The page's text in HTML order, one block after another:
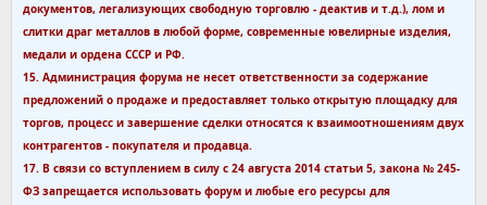
документов, легализующих свободную торговлю - деактив и т.д.), лом и
слитки драг металлов в любой форме, современные ювелирные изделия,
медали и ордена СССР и РФ.
15. Администрация форума не несет ответственности за содержание
предложений о продаже и предоставляет только открытую площадку для
торгов, процесс и завершение сделки относятся к взаимоотношениям двух
контрагентов - покупателя и продавца.
17. В связи со вступлением в силу с 24 августа 2014 статьи 5, закона № 245-
ФЗ запрещается использовать форум и любые его ресурсы для